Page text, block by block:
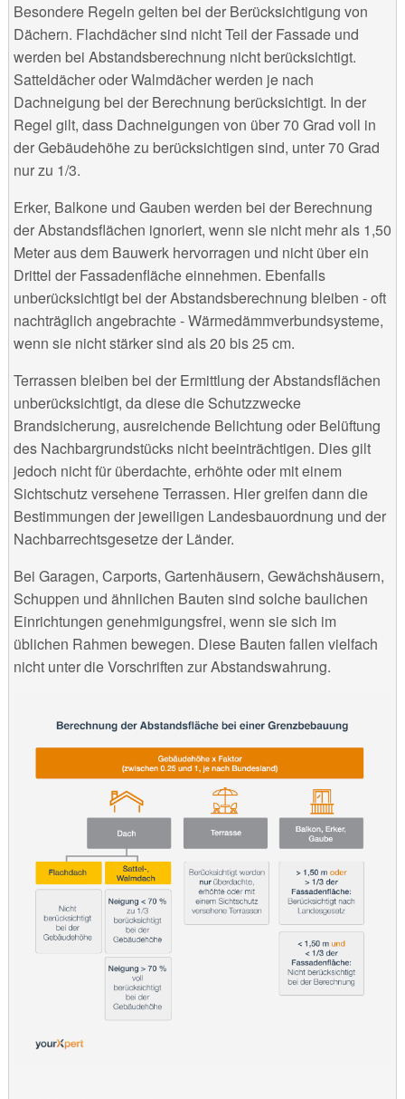
Besondere Regeln gelten bei der Berücksichtigung von
Dächern. Flachdächer sind nicht Teil der Fassade und
werden bei Abstandsberechnung nicht berücksichtigt.
Satteldächer oder Walmdächer werden je nach
Dachneigung bei der Berechnung berücksichtigt. In der
Regel gilt, dass Dachneigungen von über 70 Grad voll in
der Gebäudehöhe zu berücksichtigen sind, unter 70 Grad
nur zu 1/3.
Erker, Balkone und Gauben werden bei der Berechnung
der Abstandsflächen ignoriert, wenn sie nicht mehr als 1,50
Meter aus dem Bauwerk hervorragen und nicht über ein
Drittel der Fassadenfläche einnehmen. Ebenfalls
unberücksichtigt bei der Abstandsberechnung bleiben - oft
nachträglich angebrachte - Wärmedämmverbundsysteme,
wenn sie nicht stärker sind als 20 bis 25 cm.
Terrassen bleiben bei der Ermittlung der Abstandsflächen
unberücksichtigt, da diese die Schutzzwecke
Brandsicherung, ausreichende Belichtung oder Belüftung
des Nachbargrundstücks nicht beeinträchtigen. Dies gilt
jedoch nicht für überdachte, erhöhte oder mit einem
Sichtschutz versehene Terrassen. Hier greifen dann die
Bestimmungen der jeweiligen Landesbauordnung und der
Nachbarrechtsgesetze der Länder.
Bei Garagen, Carports, Gartenhäusern, Gewächshäusern,
Schuppen und ähnlichen Bauten sind solche baulichen
Einrichtungen genehmigungsfrei, wenn sie sich im
üblichen Rahmen bewegen. Diese Bauten fallen vielfach
nicht unter die Vorschriften zur Abstandswahrung.